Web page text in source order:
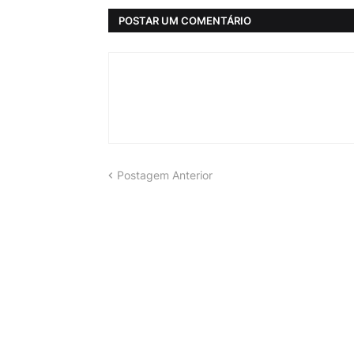
POSTAR UM COMENTÁRIO
Postagem Anterior